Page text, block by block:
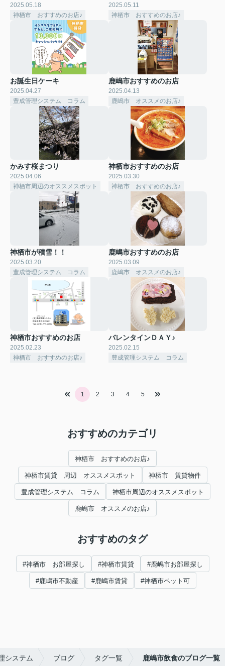
2025.05.18
神栖市 おすすめのお店♪
2025.05.11
神栖市 おすすめのお店♪
お誕生日ケーキ
2025.04.27
豊成管理システム コラム
鹿嶋市おすすめのお店
2025.04.13
鹿嶋市 オススメのお店♪
かみす桜まつり
2025.04.06
神栖市周辺のオススメスポット
神栖市おすすめのお店
2025.03.30
神栖市 おすすめのお店♪
神栖市が積雪！！
2025.03.20
豊成管理システム コラム
鹿嶋市おすすめのお店
2025.03.09
鹿嶋市 オススメのお店♪
神栖市おすすめのお店
2025.02.23
神栖市 おすすめのお店♪
バレンタインＤＡＹ♪
2025.02.15
豊成管理システム コラム
1 2 3 4 5
おすすめのカテゴリ
神栖市 おすすめのお店♪
神栖市賃貸 周辺 オススメスポット 神栖市 賃貸物件
豊成管理システム コラム 神栖市周辺のオススメスポット
鹿嶋市 オススメのお店♪
おすすめのタグ
#神栖市 お部屋探し #神栖市賃貸 #鹿嶋市お部屋探し
#鹿嶋市不動産 #鹿嶋市賃貸 #神栖市ペット可
システム ブログ タグ一覧 鹿嶋市飲食のブログ一覧